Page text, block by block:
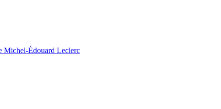
Michel-Édouard Leclerc